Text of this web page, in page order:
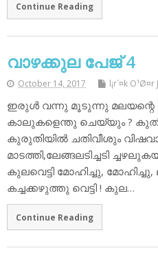
Continue Reading
വാഴക്കുല പേജ് 4
October 14, 2017 l¡r´¤k
ഇരുള്‍ വന്നു മൂടുന്നു മലയന്റെ
കാലുകളെന്തു ചെയ്യും ?
കുരുതിയില്‍ ചതിവീശും
മാടത്തി,ലേങ്ങലടിച്ചടി
കുലവെട്ടി മോഹിച്ചു,
കച്ചക്കഴുത്തു വെട്ടി ! കുല…
Continue Reading